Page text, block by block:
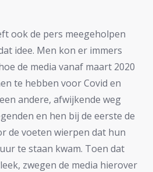
ook de pers meegeholpen
idee. Men kon er immers
de media vanaf maart 2020
te hebben voor Covid en
andere, afwijkende weg
en hen bij de eerste de
de voeten wierpen dat hun
te staan kwam. Toen dat
zwegen de media hierover